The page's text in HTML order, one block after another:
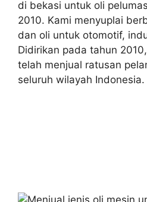
di bekasi untuk oli
2010. Kami menyuplai
dan oli untuk otomotif,
Didirikan pada tahun
telah menjual ratusan
seluruh wilayah Indonesia.